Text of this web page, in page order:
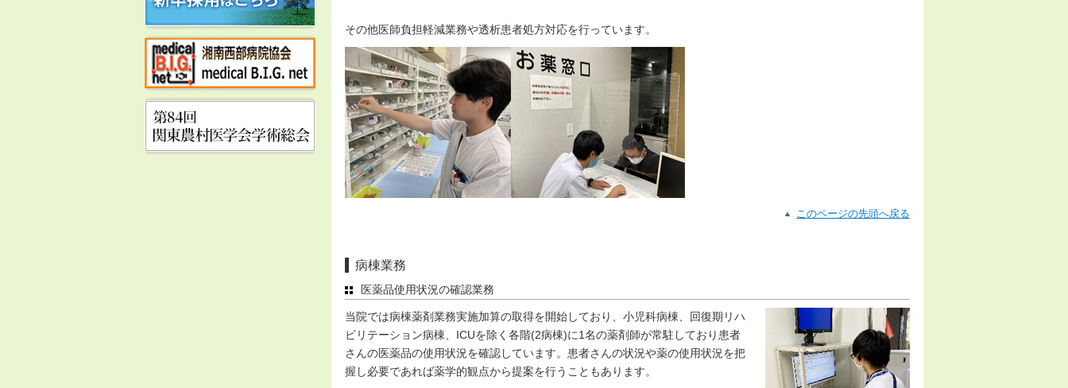
その他医師負担軽減業務や透析患者処方対応を行っています。
このページの先頭へ戻る
病棟業務
医薬品使用状況の確認業務
当院では病棟薬剤業務実施加算の取得を開始しており、小児科病棟、回復期リハ
ビリテーション病棟、ICUを除く各階(2病棟)に1名の薬剤師が常駐しており患者
さんの医薬品の使用状況を確認しています。患者さんの状況や薬の使用状況を把
握し必要であれば薬学的観点から提案を行うこともあります。